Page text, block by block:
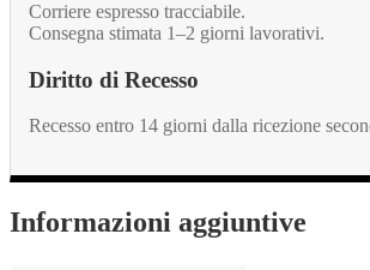
Corriere espresso tracciabile.
Consegna stimata 1–2 giorni lavorativi.
Diritto di Recesso
Recesso entro 14 giorni dalla ricezione
Informazioni aggiuntive